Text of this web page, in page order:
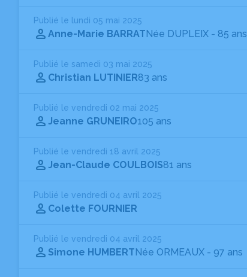
Publié le lundi 05 mai 2025
Anne-Marie BARRATNée DUPLEIX - 85 ans
Publié le samedi 03 mai 2025
Christian LUTINIER83 ans
Publié le vendredi 02 mai 2025
Jeanne GRUNEIRO105 ans
Publié le vendredi 18 avril 2025
Jean-Claude COULBOIS81 ans
Publié le vendredi 04 avril 2025
Colette FOURNIER
Publié le vendredi 04 avril 2025
Simone HUMBERTNée ORMEAUX - 97 ans